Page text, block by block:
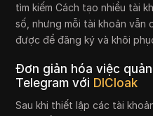
tìm kiếm Cách tạo nhiều tài
số, nhưng mỗi tài khoản vẫn
được để đăng ký và khôi
Đơn giản hóa việc
Telegram với DICloak
Sau khi thiết lập các tài